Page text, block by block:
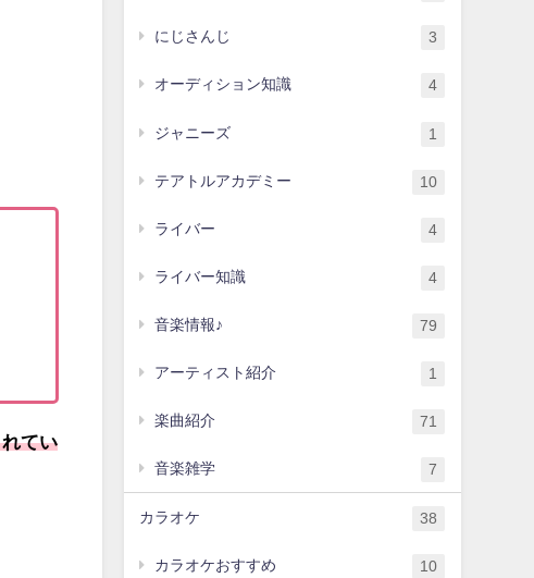
てい
にじさんじ 3
オーディション知識 4
ジャニーズ 1
テアトルアカデミー 10
ライバー 4
ライバー知識 4
音楽情報♪ 79
アーティスト紹介 1
楽曲紹介 71
音楽雑学 7
カラオケ 38
カラオケおすすめ 10